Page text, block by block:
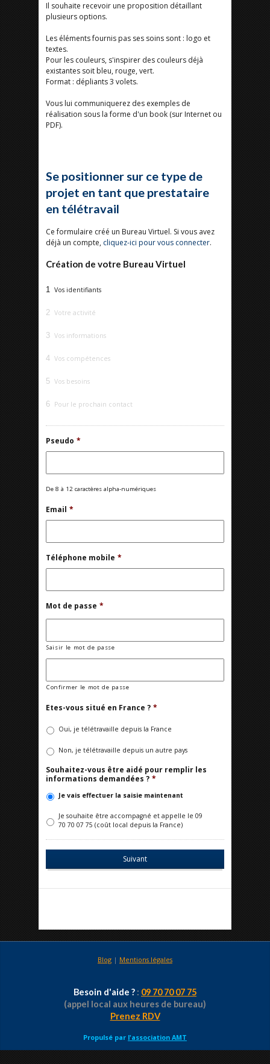
Il souhaite recevoir une proposition détaillant
plusieurs options.
Les éléments fournis pas ses soins sont : logo et
textes.
Pour les couleurs, s'inspirer des couleurs déjà
existantes soit bleu, rouge, vert.
Format : dépliants 3 volets.
Vous lui communiquerez des exemples de
réalisation sous la forme d'un book (sur Internet ou
PDF).
Se positionner sur ce type de
projet en tant que prestataire
en télétravail
Ce formulaire créé un Bureau Virtuel. Si vous avez
déjà un compte, cliquez-ici pour vous connecter.
Création de votre Bureau Virtuel
1 Vos identifiants
2 Votre activité
3 Vos informations
4 Vos compétences
5 Vos besoins
6 Pour le prochain contact
Pseudo *
De 8 à 12 caractères alpha-numériques
Email *
Téléphone mobile *
Mot de passe *
Saisir le mot de passe
Confirmer le mot de passe
Etes-vous situé en France ? *
Oui, je télétravaille depuis la France
Non, je télétravaille depuis un autre pays
Souhaitez-vous être aidé pour remplir les
informations demandées ? *
Je vais effectuer la saisie maintenant
Je souhaite être accompagné et appelle le 09
70 70 07 75 (coût local depuis la France)
Blog | Mentions légales
Besoin d'aide ? : 09 70 70 07 75
(appel local aux heures de bureau)
Prenez RDV
Propulsé par l'association AMT